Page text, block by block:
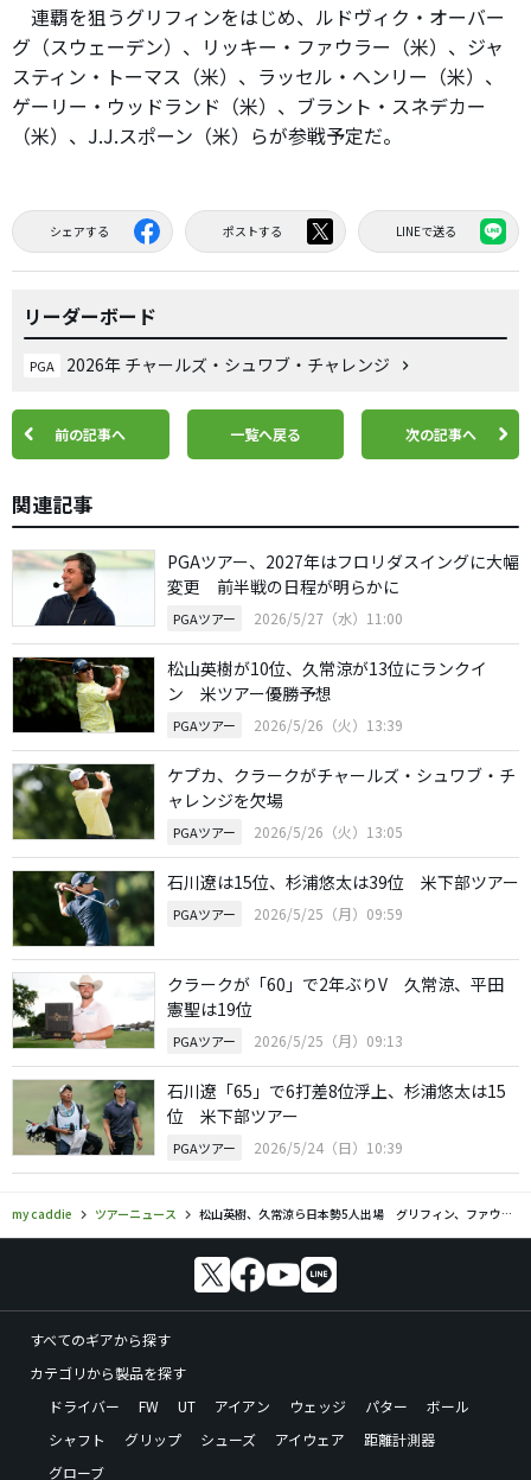
連覇を狙うグリフィンをはじめ、ルドヴィク・オーバー
グ（スウェーデン）、リッキー・ファウラー（米）、ジャ
スティン・トーマス（米）、ラッセル・ヘンリー（米）、
ゲーリー・ウッドランド（米）、ブラント・スネデカー
（米）、J.J.スポーン（米）らが参戦予定だ。
シェアする ポストする LINEで送る
リーダーボード
PGA 2026年 チャールズ・シュワブ・チャレンジ
前の記事へ 一覧へ戻る 次の記事へ
関連記事
PGAツアー、2027年はフロリダスイングに大幅
変更 前半戦の日程が明らかに
PGAツアー 2026/5/27（水）11:00
松山英樹が10位、久常涼が13位にランクイ
ン 米ツアー優勝予想
PGAツアー 2026/5/26（火）13:39
ケプカ、クラークがチャールズ・シュワブ・チ
ャレンジを欠場
PGAツアー 2026/5/26（火）13:05
石川遼は15位、杉浦悠太は39位 米下部ツアー
PGAツアー 2026/5/25（月）09:59
クラークが「60」で2年ぶりV 久常涼、平田
憲聖は19位
PGAツアー 2026/5/25（月）09:13
石川遼「65」で6打差8位浮上、杉浦悠太は15
位 米下部ツアー
PGAツアー 2026/5/24（日）10:39
my caddie ツアーニュース 松山英樹、久常涼ら日本勢5人出場 グリフィン、ファウラー、トーマスも
すべてのギアから探す
カテゴリから製品を探す
ドライバー
FW UT アイアン ウェッジ パター
ボール
シャフト
グリップ シューズ アイウェア
距離計測器
グローブ